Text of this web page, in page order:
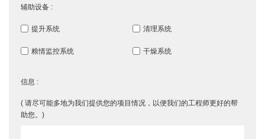
辅助设备 :
提升系统 清理系统
粮情监控系统 干燥系统
信息 :
( 请尽可能多地为我们提供您的项目情况，以便我们的工程师更好的帮
助您。)